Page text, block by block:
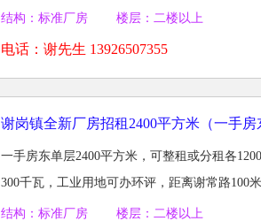
结构：标准厂房 楼层：二楼以上
电话： 谢先生 13926507355
谢岗镇全新厂房招租2400平方米（一手房
一手房东单层2400平方米，可整租或分租各
300千瓦，工业用地可办环评，距离谢常路100
结构：标准厂房 楼层：二楼以上